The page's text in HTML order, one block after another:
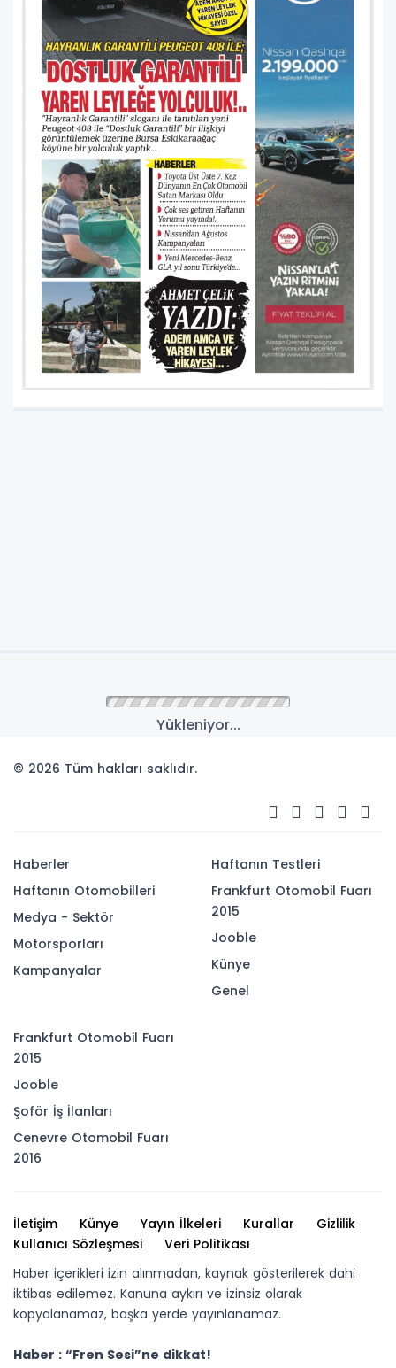
Yükleniyor...
© 2026 Tüm hakları saklıdır.
Haberler
Haftanın Otomobilleri
Medya - Sektör
Motorsporları
Kampanyalar
Haftanın Testleri
Frankfurt Otomobil Fuarı
2015
Jooble
Künye
Genel
Frankfurt Otomobil Fuarı
2015
Jooble
Şoför İş İlanları
Cenevre Otomobil Fuarı
2016
İletişim Künye Yayın İlkeleri Kurallar
Gizlilik
Kullanıcı Sözleşmesi
Veri Politikası
Haber içerikleri izin alınmadan, kaynak gösterilerek dahi
iktibas edilemez. Kanuna aykırı ve izinsiz olarak
kopyalanamaz, başka yerde yayınlanamaz.
Haber : “Fren Sesi”ne dikkat!